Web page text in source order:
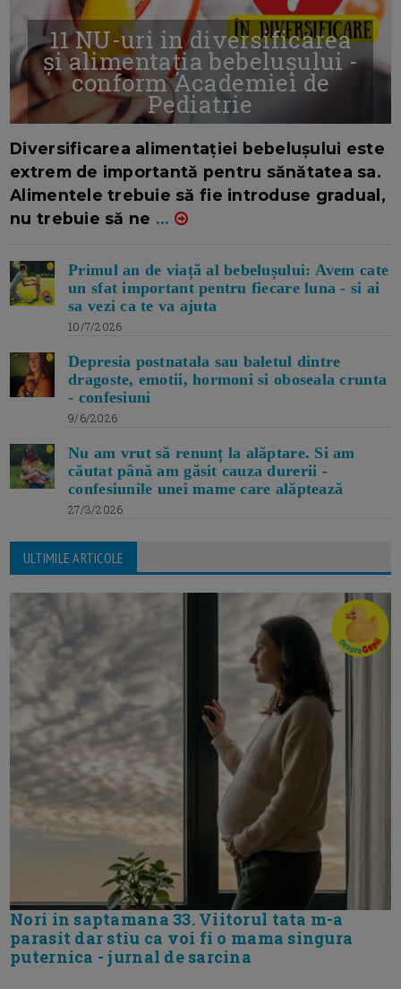
11 NU-uri in diversificarea
și alimentația bebelușului -
conform Academiei de
Pediatrie
Diversificarea alimentației bebelușului este
extrem de importantă pentru sănătatea sa.
Alimentele trebuie să fie introduse gradual,
nu trebuie să ne ...
Primul an de viață al bebelușului: Avem cate
un sfat important pentru fiecare luna - si ai
sa vezi ca te va ajuta
10/7/2026
Depresia postnatala sau baletul dintre
dragoste, emotii, hormoni si oboseala crunta
- confesiuni
9/6/2026
Nu am vrut să renunț la alăptare. Si am
căutat până am găsit cauza durerii -
confesiunile unei mame care alăptează
27/3/2026
ULTIMILE ARTICOLE
Nori in saptamana 33. Viitorul tata m-a
parasit dar stiu ca voi fi o mama singura
puternica - jurnal de sarcina